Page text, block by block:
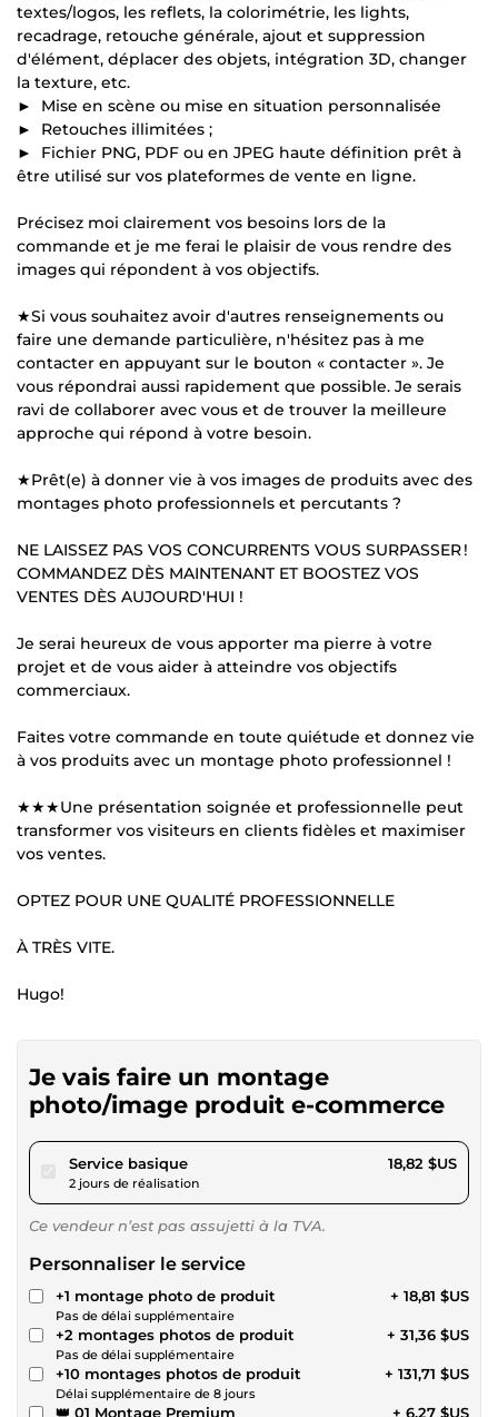
textes/logos, les reflets, la colorimétrie, les lights,
recadrage, retouche générale, ajout et suppression
d'élément, déplacer des objets, intégration 3D, changer
la texture, etc.
► Mise en scène ou mise en situation personnalisée
► Retouches illimitées ;
► Fichier PNG, PDF ou en JPEG haute définition prêt à
être utilisé sur vos plateformes de vente en ligne.
Précisez moi clairement vos besoins lors de la
commande et je me ferai le plaisir de vous rendre des
images qui répondent à vos objectifs.
★Si vous souhaitez avoir d'autres renseignements ou
faire une demande particulière, n'hésitez pas à me
contacter en appuyant sur le bouton « contacter ». Je
vous répondrai aussi rapidement que possible. Je serais
ravi de collaborer avec vous et de trouver la meilleure
approche qui répond à votre besoin.
★Prêt(e) à donner vie à vos images de produits avec des
montages photo professionnels et percutants ?
NE LAISSEZ PAS VOS CONCURRENTS VOUS SURPASSER !
COMMANDEZ DÈS MAINTENANT ET BOOSTEZ VOS
VENTES DÈS AUJOURD'HUI !
Je serai heureux de vous apporter ma pierre à votre
projet et de vous aider à atteindre vos objectifs
commerciaux.
Faites votre commande en toute quiétude et donnez vie
à vos produits avec un montage photo professionnel !
★★★Une présentation soignée et professionnelle peut
transformer vos visiteurs en clients fidèles et maximiser
vos ventes.
OPTEZ POUR UNE QUALITÉ PROFESSIONNELLE
À TRÈS VITE.
Hugo!
Je vais faire un montage
photo/image produit e-commerce
Service basiquepour 17,34 $US
2 jours de réalisation
18,82 $US
Ce vendeur n’est pas assujetti à la TVA.
Personnaliser le service
+1 montage photo de produit
Pas de délai supplémentaire
+ 18,81 $US
+2 montages photos de produit
Pas de délai supplémentaire
+ 31,36 $US
+10 montages photos de produit
Délai supplémentaire de 8 jours
+ 131,71 $US
👑 01 Montage Premium + 6,27 $US